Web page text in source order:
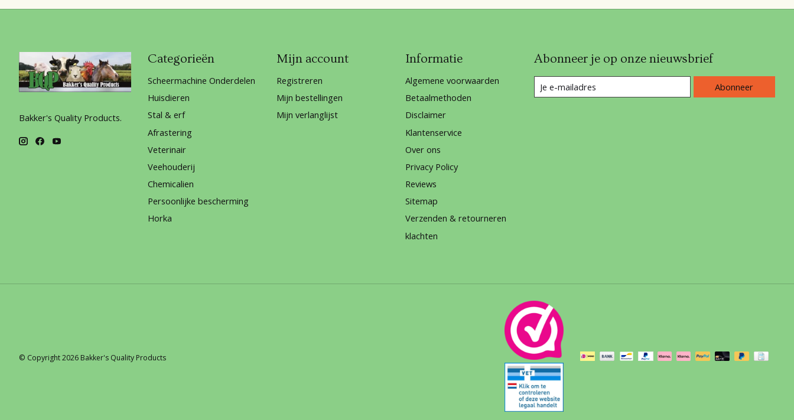
Bakker's Quality Products.
Categorieën
Scheermachine Onderdelen
Huisdieren
Stal & erf
Afrastering
Veterinair
Veehouderij
Chemicalien
Persoonlijke bescherming
Horka
Mijn account
Registreren
Mijn bestellingen
Mijn verlanglijst
Informatie
Algemene voorwaarden
Betaalmethoden
Disclaimer
Klantenservice
Over ons
Privacy Policy
Reviews
Sitemap
Verzenden & retourneren
klachten
Abonneer je op onze nieuwsbrief
Abonneer
© Copyright 2026 Bakker's Quality Products